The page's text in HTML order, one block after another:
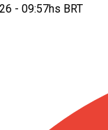
- 09:57hs BRT